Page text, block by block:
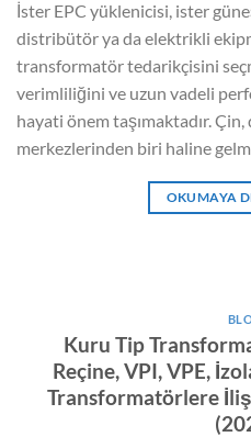
İster EPC yüklenicisi, ister
distribütör ya da elektrikli
transformatör tedarikçisini
verimliliğini ve uzun vadeli
hayati önem taşımaktadır.
merkezlerinden biri haline
OKUMAYA
Kuru Tip
Reçine, VPI, VPE,
Transformatörlere